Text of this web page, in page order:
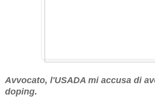
Avvocato, l'USADA mi accusa di
doping.